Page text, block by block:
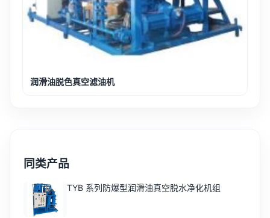
润滑油脱色真空滤油机
同类产品
TYB 系列防爆型润滑油真空脱水净化机组